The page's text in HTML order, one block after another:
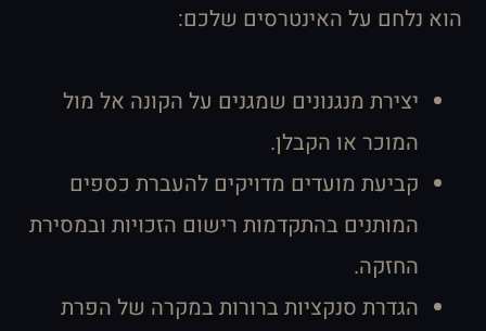
הוא נלחם על האינטרסים שלכם:
יצירת מנגנונים שמגנים על הקונה אל מול
המוכר או הקבלן.
קביעת מועדים מדויקים להעברת כספים
המותנים בהתקדמות רישום הזכויות ובמסירת
החזקה.
הגדרת סנקציות ברורות במקרה של הפרת